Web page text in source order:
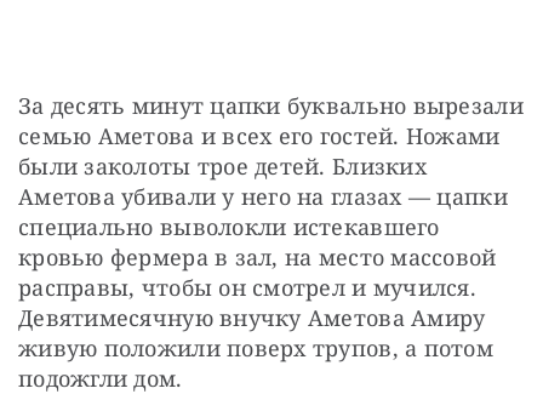
За десять минут цапки буквально вырезали
семью Аметова и всех его гостей. Ножами
были заколоты трое детей. Близких
Аметова убивали у него на глазах — цапки
специально выволокли истекавшего
кровью фермера в зал, на место массовой
расправы, чтобы он смотрел и мучился.
Девятимесячную внучку Аметова Амиру
живую положили поверх трупов, а потом
подожгли дом.